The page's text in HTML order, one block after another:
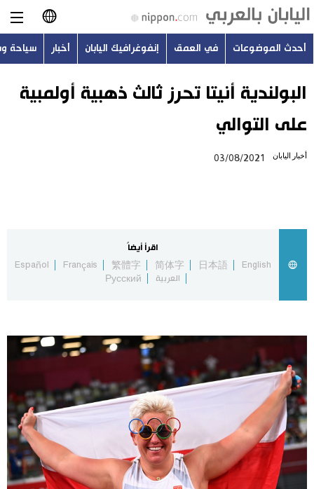
日本語
English
Русский
أحدث الموضوعات
اليابان في فيديو
مانغا وأنيمي
علوم وتكنولوجيا
الأقسام
أحدث الموضوعات في العمق إنفوغرافيك اليابان أخبار سياحة
البولندية أنيتا تحرز ثالث ذهبية أولمبية
على التوالي
أخبار اليابان 03/08/2021
اقرأ أيضاً
English
日本語
简体字
繁體字
Français
Español
العربية
Русский